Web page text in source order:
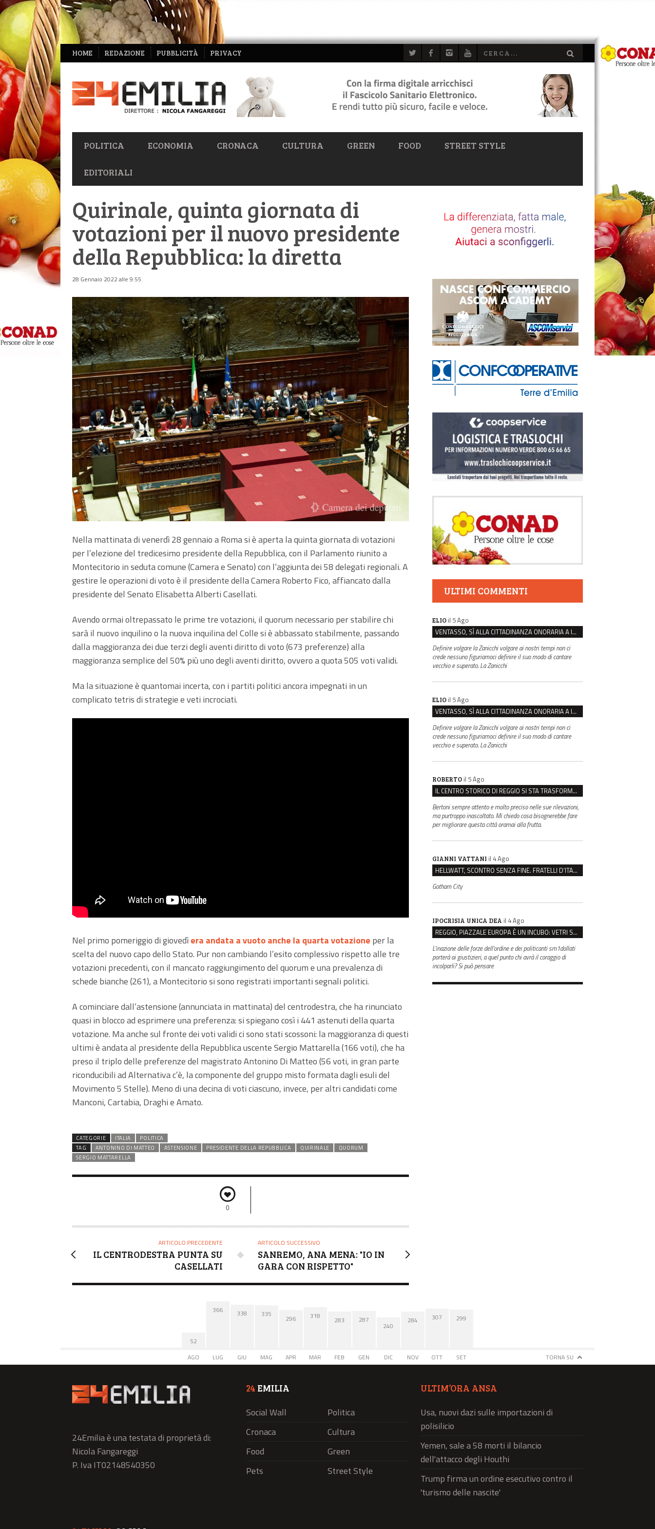
NAVIGAZIONE
SECONDARIA
HOME REDAZIONE PUBBLICITÀ PRIVACY
NAVIGAZIONE
PRIMARIA
POLITICA ECONOMIA CRONACA CULTURA GREEN FOOD STREET STYLE
EDITORIALI
Quirinale, quinta giornata di
votazioni per il nuovo presidente
della Repubblica: la diretta
28 Gennaio 2022 alle 9:55
Nella mattinata di venerdì 28 gennaio a Roma si è aperta la quinta giornata di votazioni
per l’elezione del tredicesimo presidente della Repubblica, con il Parlamento riunito a
Montecitorio in seduta comune (Camera e Senato) con l’aggiunta dei 58 delegati regionali. A
gestire le operazioni di voto è il presidente della Camera Roberto Fico, affiancato dalla
presidente del Senato Elisabetta Alberti Casellati.
Avendo ormai oltrepassato le prime tre votazioni, il quorum necessario per stabilire chi
sarà il nuovo inquilino o la nuova inquilina del Colle si è abbassato stabilmente, passando
dalla maggioranza dei due terzi degli aventi diritto di voto (673 preferenze) alla
maggioranza semplice del 50% più uno degli aventi diritto, ovvero a quota 505 voti validi.
Ma la situazione è quantomai incerta, con i partiti politici ancora impegnati in un
complicato tetris di strategie e veti incrociati.
Nel primo pomeriggio di giovedìera andata a vuoto anche la quarta votazione per la
scelta del nuovo capo dello Stato. Pur non cambiando l’esito complessivo rispetto alle tre
votazioni precedenti, con il mancato raggiungimento del quorum e una prevalenza di
schede bianche (261), a Montecitorio si sono registrati importanti segnali politici.
A cominciare dall’astensione (annunciata in mattinata) del centrodestra, che ha rinunciato
quasi in blocco ad esprimere una preferenza: si spiegano così i 441 astenuti della quarta
votazione. Ma anche sul fronte dei voti validi ci sono stati scossoni: la maggioranza di questi
ultimi è andata al presidente della Repubblica uscente Sergio Mattarella (166 voti), che ha
preso il triplo delle preferenze del magistrato Antonino Di Matteo (56 voti, in gran parte
riconducibili ad Alternativa c’è, la componente del gruppo misto formata dagli esuli del
Movimento 5 Stelle). Meno di una decina di voti ciascuno, invece, per altri candidati come
Manconi, Cartabia, Draghi e Amato.
CATEGORIE ITALIA
POLITICA
TAG
ANTONINO DI MATTEO ASTENSIONE PRESIDENTE DELLA REPUBBLICA QUIRINALE
QUORUM
SERGIO MATTARELLA
0
ARTICOLO PRECEDENTE
IL CENTRODESTRA PUNTA SU
CASELLATI
ARTICOLO SUCCESSIVO
SANREMO, ANA MENA: "IO IN
GARA CON RISPETTO"
ULTIMI COMMENTI
ELIO il 5 Ago
VENTASSO, SÌ ALLA CITTADINANZA ONORARIA A IVA ZANICCHI. MA BARGIACCHI: “È DI PESSIMO GUSTO”
Definire volgare la Zanicchi volgare ai nostri tempi non ci
crede nessuno figuriamoci definire il suo modo di cantare
vecchio e superato. La Zanicchi
ELIO il 5 Ago
VENTASSO, SÌ ALLA CITTADINANZA ONORARIA A IVA ZANICCHI. MA BARGIACCHI: “È DI PESSIMO GUSTO”
Definire volgare la Zanicchi volgare ai nostri tempi non ci
crede nessuno figuriamoci definire il suo modo di cantare
vecchio e superato. La Zanicchi
ROBERTO il 5 Ago
IL CENTRO STORICO DI REGGIO SI STA TRASFORMANDO, E NON IN MEGLIO
Bertoni sempre attento e molto preciso nelle sue rilevazioni,
ma purtroppo inascoltato. Mi chiedo cosa bisognerebbe fare
per migliorare questa città oramai alla frutta.
GIANNI VATTANI il 4 Ago
HELLWATT, SCONTRO SENZA FINE. FRATELLI D’ITALIA: “MILANI PORTA DOCUMENTI, DE FRANCO INSULTI”
Gotham City
IPOCRISIA UNICA DEA il 4 Ago
REGGIO, PIAZZALE EUROPA È UN INCUBO: VETRI SPACCATI E FURTI SULLE AUTO IN SOSTA
L'inazione delle forze dell'ordine e dei politicanti sm1dollati
porterà ai giustizieri, a quel punto chi avrà il coraggio di
incolparli? Si può pensare
52
AGO
366
LUG
338
GIU
335
MAG
296
APR
318
MAR
283
FEB
287
GEN
240
DIC
284
NOV
307
OTT
299
SET TORNA SU
24Emilia è una testata di proprietà di:
Nicola Fangareggi
P. Iva IT02148540350
24 EMILIA
Social Wall
Politica
Cronaca
Cultura
Food
Green
Pets
Street Style
ULTIM’ORA ANSA
Usa, nuovi dazi sulle importazioni di
polisilicio
Yemen, sale a 58 morti il bilancio
dell'attacco degli Houthi
Trump firma un ordine esecutivo contro il
'turismo delle nascite'